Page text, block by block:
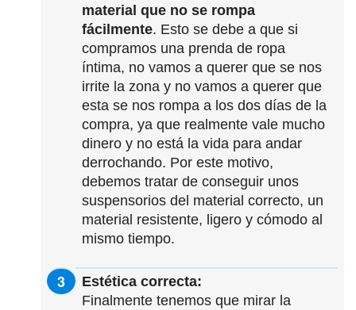
material que no se rompa
fácilmente. Esto se debe a que si
compramos una prenda de ropa
íntima, no vamos a querer que se nos
irrite la zona y no vamos a querer que
esta se nos rompa a los dos días de la
compra, ya que realmente vale mucho
dinero y no está la vida para andar
derrochando. Por este motivo,
debemos tratar de conseguir unos
suspensorios del material correcto, un
material resistente, ligero y cómodo al
mismo tiempo.
Estética correcta:
Finalmente tenemos que mirar la